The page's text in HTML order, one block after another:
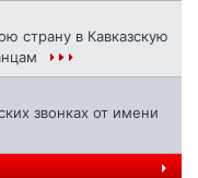
страну в Кавказскую
звонках от имени